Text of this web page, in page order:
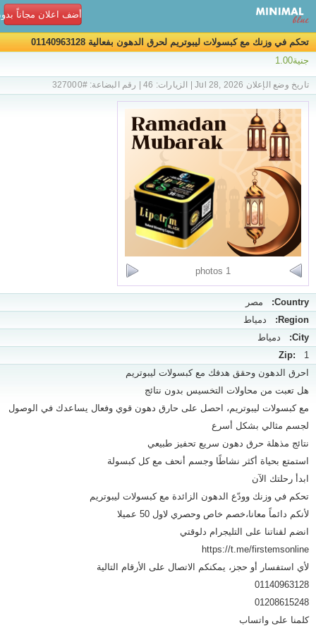
أضف اعلان مجاناً
تحكم في وزنك مع كبسولات ليبوتريم لحرق الدهون بفعالية 01140963128
جنية1.00
تاريخ وضع الإعلان Jul 28, 2026 | الزيارات: 46 | رقم البضاعة: #327000
1 photos
Country:
مصر
Region:
دمياط
City:
دمياط
Zip: 1
احرق الدهون وحقق هدفك مع كبسولات ليبوتريم
هل تعبت من محاولات التخسيس بدون نتائج
مع كبسولات ليبوتريم، احصل على حارق دهون قوي وفعال يساعدك في الوصول
لجسم مثالي بشكل أسرع
نتائج مذهلة حرق دهون سريع تحفيز طبيعي
استمتع بحياة أكثر نشاطًا وجسم أنحف مع كل كبسولة
ابدأ رحلتك الآن
تحكم في وزنك وودّع الدهون الزائدة مع كبسولات ليبوتريم
لأنكم دائماً معانا،خصم خاص وحصري لاول 50 عميلا
انضم لقناتنا على التليجرام دلوقتي
https://t.me/firstemsonline
لأي استفسار أو حجز، يمكنكم الاتصال على الأرقام التالية
01140963128
01208615248
كلمنا على واتساب